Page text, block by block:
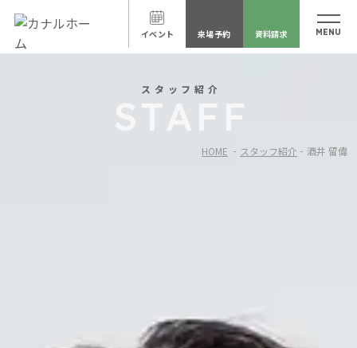
イベント 来場予約 資料請求
スタッフ紹介
STAFF
HOME スタッフ紹介 酒井 留偉